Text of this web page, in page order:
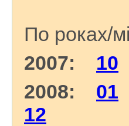
По роках/
2007: 10
2008: 01
12